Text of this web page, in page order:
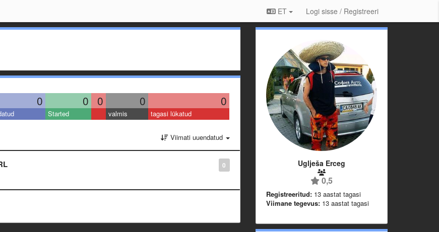
ET Logi sisse / Registreeri
0 0 0 0 0
Started valmis tagasi lükatud
Viimati uuendatud
0 Uglješa Erceg
0,5
Registreeritud: 13 aastat tagasi
Viimane tegevus: 13 aastat tagasi